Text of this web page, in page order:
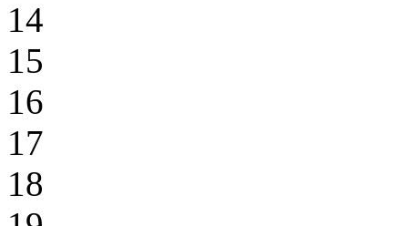
14
15
16
17
18